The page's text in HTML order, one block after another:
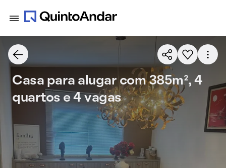
Casa para alugar com 385m², 4
quartos e 4 vagas